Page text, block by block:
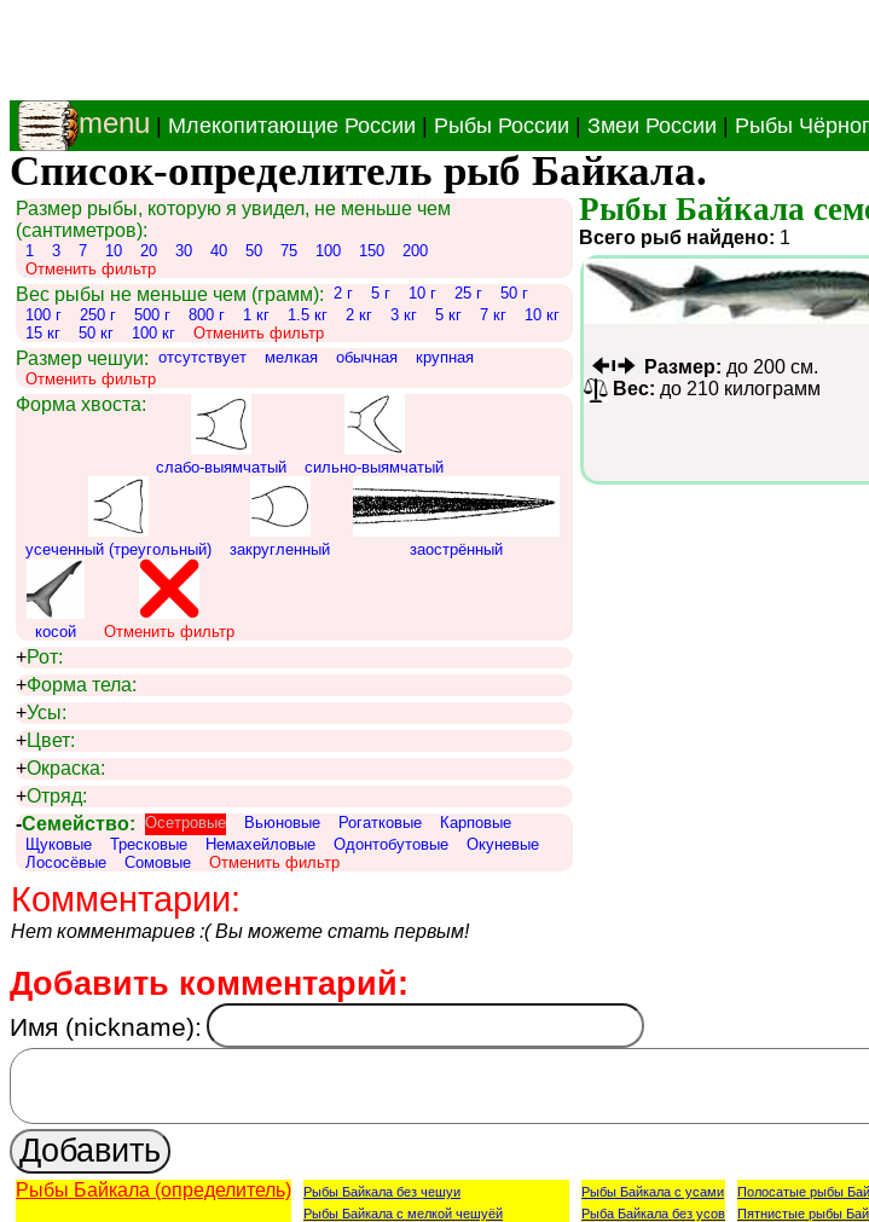
menu Млекопитающие России Рыбы России Змеи России Рыбы
Список-определитель рыб Байкала.
Размер рыбы, которую я увидел, не меньше чем
(сантиметров):
1 3 7 10 20 30 40 50 75 100 150
200
Отменить фильтр
Вес рыбы не меньше чем (грамм): 2 г 5 г 10 г 25 г
50 г
100 г
250 г 500 г 800 г 1 кг 1.5 кг 2 кг 3 кг 5 кг 7 кг
10 кг
15 кг
50 кг 100 кг Отменить фильтр
Размер чешуи: отсутствует мелкая обычная
крупная
Отменить фильтр
Форма хвоста:
слабо-выямчатый сильно-выямчатый
усеченный (треугольный) закругленный заострённый
косой Отменить фильтр
+Рот:
+Форма тела:
+Усы:
+Цвет:
+Окраска:
+Отряд:
-Семейство: Осетровые Вьюновые Рогатковые
Карповые
Щуковые
Тресковые Немахейловые Одонтобутовые
Окуневые
Лососёвые
Сомовые Отменить фильтр
Рыбы Байкала
Всего рыб найдено: 1
Размер: до 200 см.
Вес: до 210 килограмм
Комментарии:
Нет комментариев :( Вы можете стать первым!
Добавить комментарий:
Имя (nickname):
Рыбы Байкала (определитель)
Рыбы Байкала без чешуи
Рыбы Байкала с мелкой чешуёй
Рыбы Байкала с усами
Рыба Байкала без усов
Полосатые рыбы
Пятнистые рыбы